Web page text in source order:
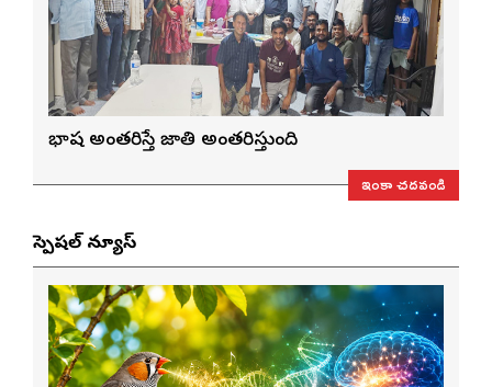
భాష అంతరిస్తే జాతి అంతరిస్తుంది
ఇంకా చదవండి
స్పెషల్ న్యూస్